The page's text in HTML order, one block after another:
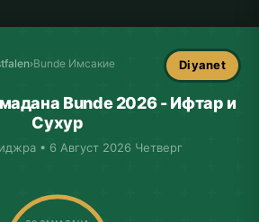
›Bunde Имсакие Diyanet
Bunde 2026 - Ифтар и
Сухур
• 6 Август 2026 Четверг